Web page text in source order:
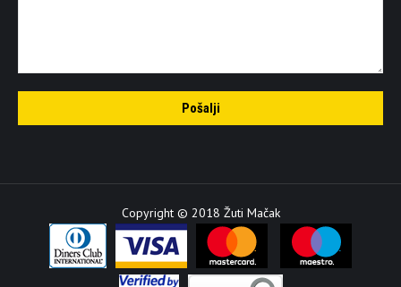
Copyright © 2018 Žuti Mačak